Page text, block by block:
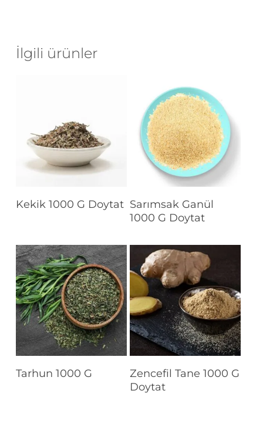
İlgili ürünler
Devamını Oku
Kekik 1000 G Doytat Devamını Oku
Sarımsak Ganül
1000 G Doytat
Devamını Oku
Tarhun 1000 G Devamını Oku
Zencefil Tane 1000 G
Doytat